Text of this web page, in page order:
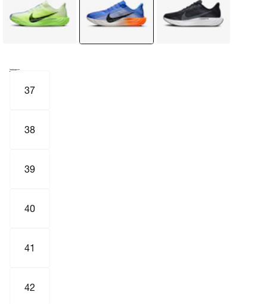
37
38
39
40
41
42